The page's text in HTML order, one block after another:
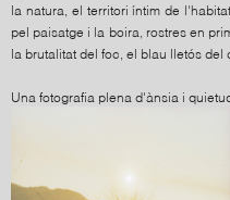
la natura, el territori íntim de
pel paisatge i la boira, rostres en
la brutalitat del foc, el blau lletós del
Una fotografia plena d'ànsia i